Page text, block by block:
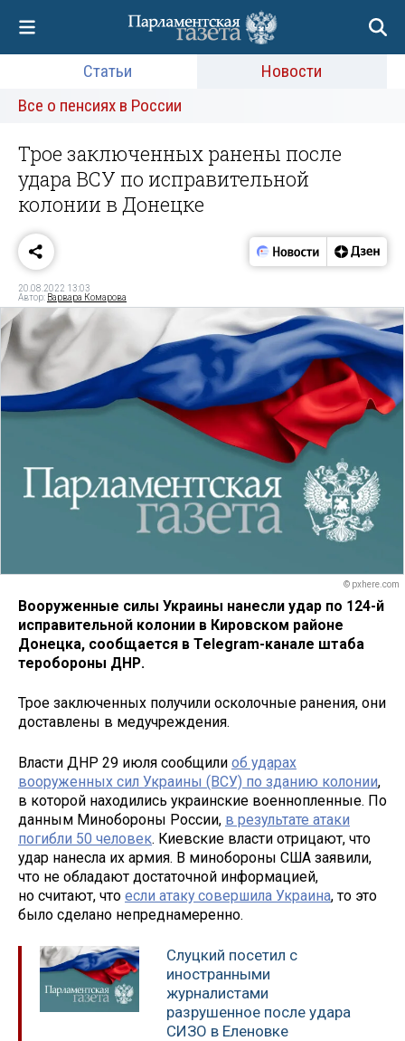
Статьи
Новости
Все о пенсиях в России
Трое заключенных ранены после
удара ВСУ по исправительной
колонии в Донецке
20.08.2022 13:03
Автор: Варвара Комарова
© pxhere.com
Вооруженные силы Украины нанесли удар по 124-й
исправительной колонии в Кировском районе
Донецка, сообщается в Telegram-канале штаба
теробороны ДНР.
Трое заключенных получили осколочные ранения, они
доставлены в медучреждения.
Власти ДНР 29 июля сообщили об ударах
вооруженных сил Украины (ВСУ) по зданию колонии,
в которой находились украинские военнопленные. По
данным Минобороны России, в результате атаки
погибли 50 человек. Киевские власти отрицают, что
удар нанесла их армия. В минобороны США заявили,
что не обладают достаточной информацией,
но считают, что если атаку совершила Украина, то это
было сделано непреднамеренно.
Слуцкий посетил с
иностранными
журналистами
разрушенное после удара
СИЗО в Еленовке